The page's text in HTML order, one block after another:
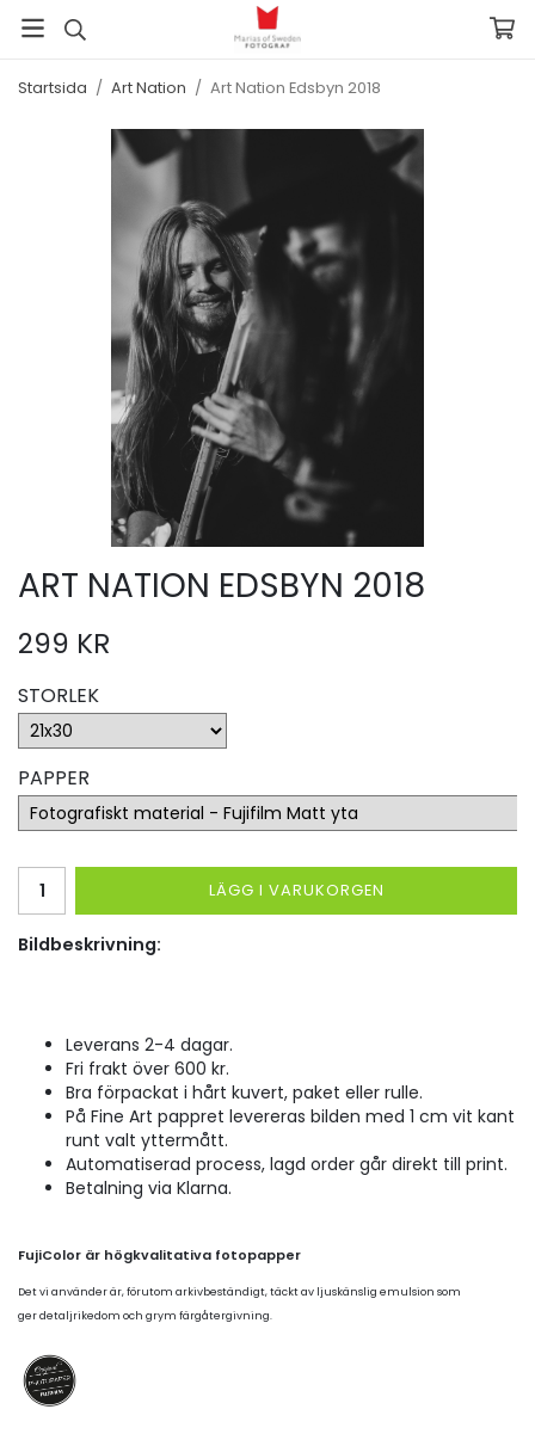
Startsida / Art Nation / Art Nation Edsbyn 2018
ART NATION EDSBYN 2018
299 KR
STORLEK
PAPPER
LÄGG I VARUKORGEN
Bildbeskrivning:
Leverans 2-4 dagar.
Fri frakt över 600 kr.
Bra förpackat i hårt kuvert, paket eller rulle.
På Fine Art pappret levereras bilden med 1 cm vit kant
runt valt yttermått.
Automatiserad process, lagd order går direkt till print.
Betalning via Klarna.
FujiColor är högkvalitativa fotopapper
Det vi använder är, förutom arkivbeständigt, täckt av ljuskänslig emulsion som
ger detaljrikedom och grym färgåtergivning.